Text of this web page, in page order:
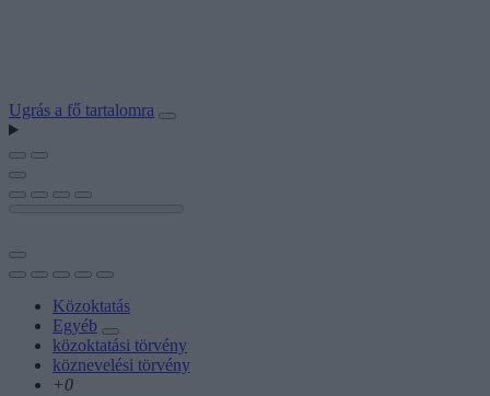
Ugrás a fő tartalomra
Közoktatás
Egyéb
közoktatási törvény
köznevelési törvény
+0